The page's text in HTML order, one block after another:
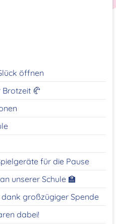
öffnen
🥐
für die Pause
unserer Schule 🏫
großzügiger Spende
dabei!